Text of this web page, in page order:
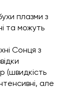
плазми з
та можуть
Сонця з
(швидкість
але